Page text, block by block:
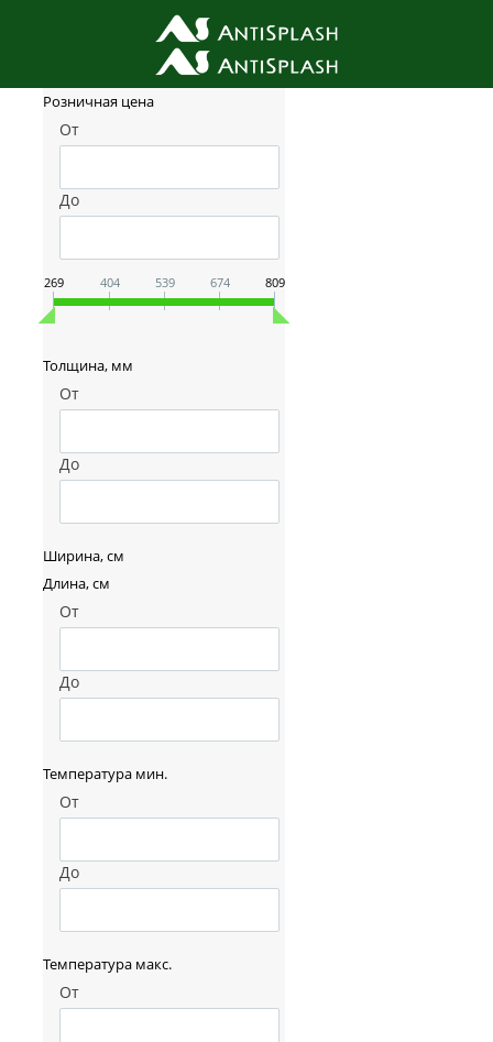
Фильтр товаров
Розничная цена
От
До
269 404 539 674 809
Толщина, мм
От
До
Ширина, см
Длина, см
От
До
Температура мин.
От
До
Температура макс.
От